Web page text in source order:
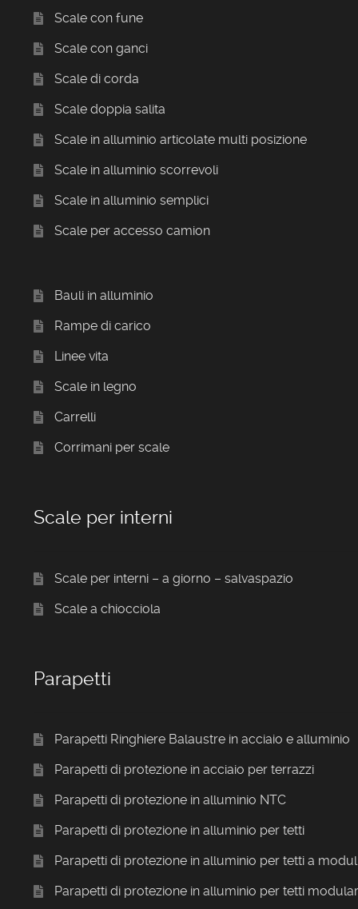
Scale con fune
Scale con ganci
Scale di corda
Scale doppia salita
Scale in alluminio articolate multi posizione
Scale in alluminio scorrevoli
Scale in alluminio semplici
Scale per accesso camion
Bauli in alluminio
Rampe di carico
Linee vita
Scale in legno
Carrelli
Corrimani per scale
Scale per interni
Scale per interni – a giorno – salvaspazio
Scale a chiocciola
Parapetti
Parapetti Ringhiere Balaustre in acciaio e alluminio
Parapetti di protezione in acciaio per terrazzi
Parapetti di protezione in alluminio NTC
Parapetti di protezione in alluminio per tetti
Parapetti di protezione in alluminio per tetti a
Parapetti di protezione in alluminio per tetti